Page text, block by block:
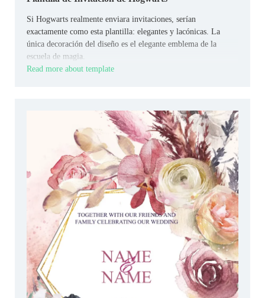
Si Hogwarts realmente enviara invitaciones, serían
exactamente como esta plantilla: elegantes y lacónicas. La
única decoración del diseño es el elegante emblema de la
escuela de magia.
Read more about template